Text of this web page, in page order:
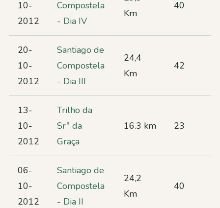
10-
2012
Compostela
- Dia IV
Km
40
20-
10-
2012
Santiago de
Compostela
- Dia III
24,4
Km
42
13-
10-
2012
Trilho da
Srª da
Graça
16.3 km 23
06-
10-
2012
Santiago de
Compostela
- Dia II
24,2
Km
40